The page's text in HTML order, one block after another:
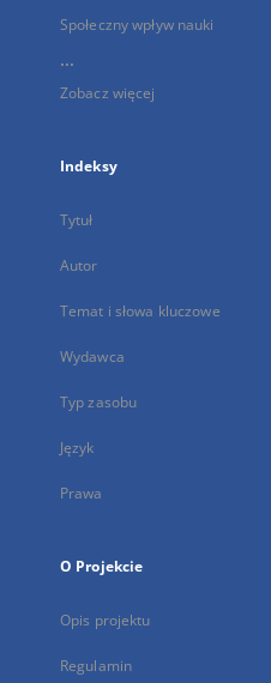
Społeczny wpływ nauki
...
Zobacz więcej
Indeksy
Tytuł
Autor
Temat i słowa kluczowe
Wydawca
Typ zasobu
Język
Prawa
O Projekcie
Opis projektu
Regulamin